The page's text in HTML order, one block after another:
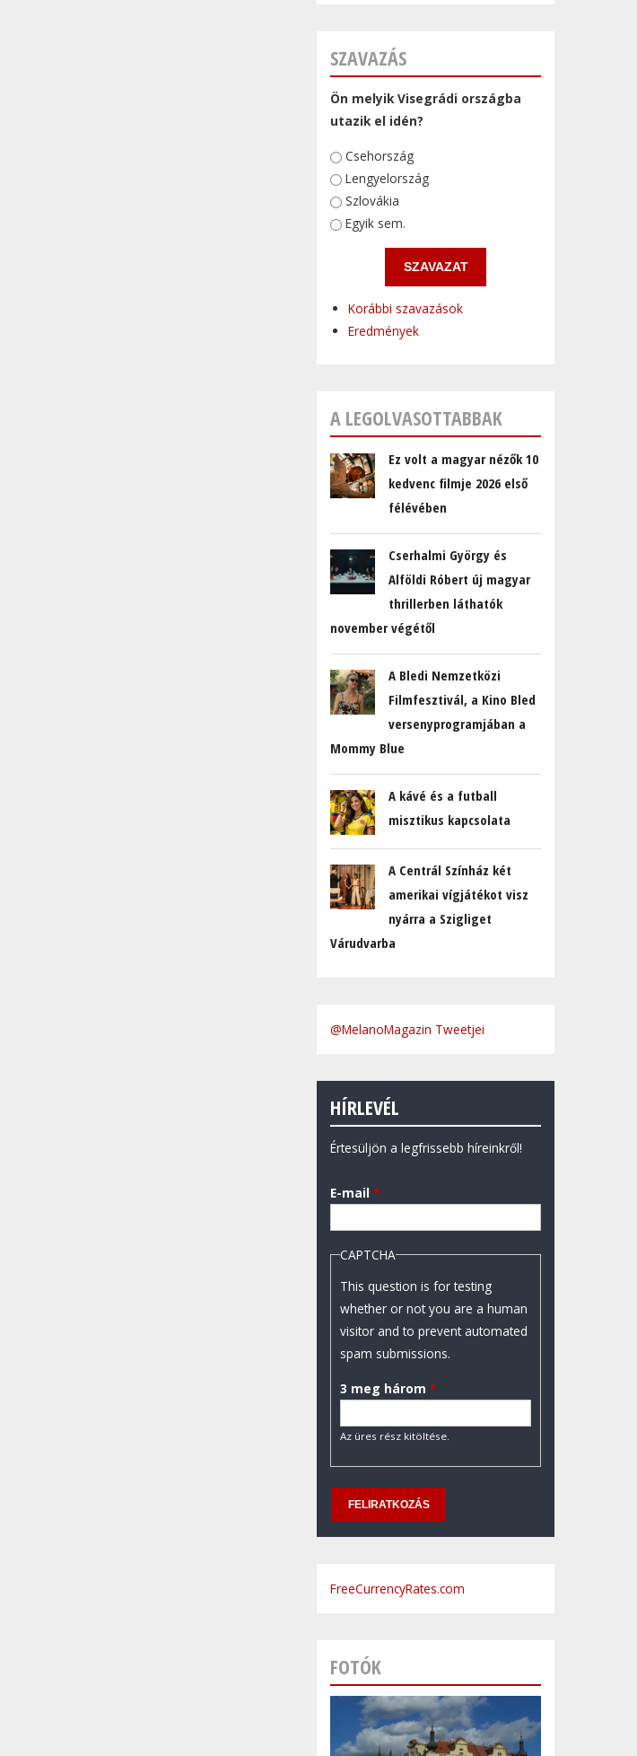
SZAVAZÁS
Ön melyik Visegrádi országba
utazik el idén?
Választások
Csehország
Lengyelország
Szlovákia
Egyik sem.
Korábbi szavazások
Eredmények
A LEGOLVASOTTABBAK
Ez volt a magyar nézők 10
kedvenc filmje 2026 első
félévében
Cserhalmi György és
Alföldi Róbert új magyar
thrillerben láthatók
november végétől
A Bledi Nemzetközi
Filmfesztivál, a Kino Bled
versenyprogramjában a
Mommy Blue
A kávé és a futball
misztikus kapcsolata
A Centrál Színház két
amerikai vígjátékot visz
nyárra a Szigliget
Várudvarba
@MelanoMagazin Tweetjei
HÍRLEVÉL
Értesüljön a legfrissebb híreinkről!
E-mail *
CAPTCHA
This question is for testing
whether or not you are a human
visitor and to prevent automated
spam submissions.
3 meg három *
Az üres rész kitöltése.
FreeCurrencyRates.com
FOTÓK